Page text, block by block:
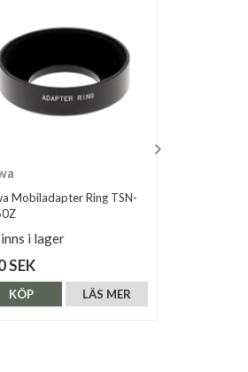
Mobiladapter Ring TSN-
i lager
SEK
LÄS MER
KÖP